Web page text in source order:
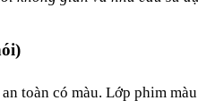
toàn có màu. Lớp phim